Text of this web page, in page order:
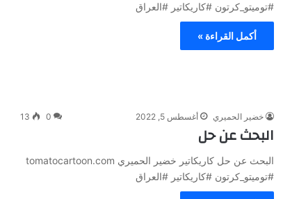
#توميتو_كرتون #كاريكاتير #العراق
أكمل القراءة »
خضير الحميري أغسطس 5, 2022 0
13
البحث عن حل
البحث عن حل كاريكاتير خضير الحميري tomatocartoon.com
#توميتو_كرتون #كاريكاتير #العراق